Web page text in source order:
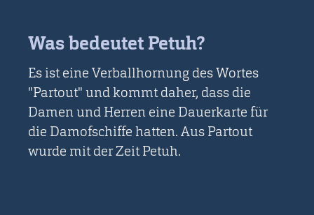
Was bedeutet Petuh?
Es ist eine Verballhornung des Wortes
"Partout" und kommt daher, dass die
Damen und Herren eine Dauerkarte für
die Damofschiffe hatten. Aus Partout
wurde mit der Zeit Petuh.